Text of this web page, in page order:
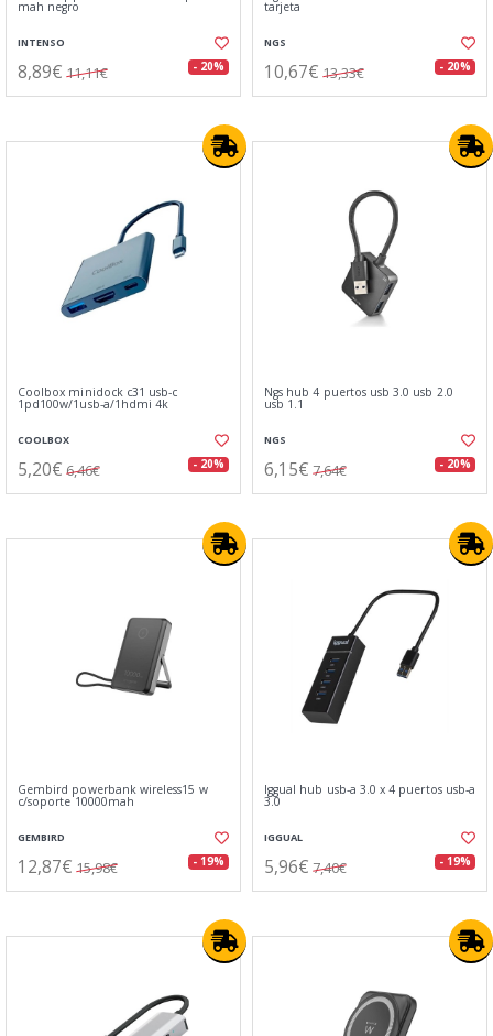
mah negro
INTENSO
8,89€ 11,11€ - 20%
tarjeta
NGS
10,67€ 13,33€ - 20%
Coolbox minidock c31 usb-c
1pd100w/1usb-a/1hdmi 4k
COOLBOX
5,20€ 6,46€ - 20%
Ngs hub 4 puertos usb 3.0 usb 2.0
usb 1.1
NGS
6,15€ 7,64€ - 20%
Gembird powerbank wireless15 w
c/soporte 10000mah
GEMBIRD
12,87€ 15,98€ - 19%
Iggual hub usb-a 3.0 x 4 puertos usb-a
3.0
IGGUAL
5,96€ 7,40€ - 19%